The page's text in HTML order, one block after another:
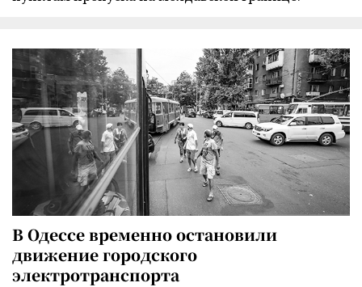
В Одессе временно остановили
движение городского
электротранспорта